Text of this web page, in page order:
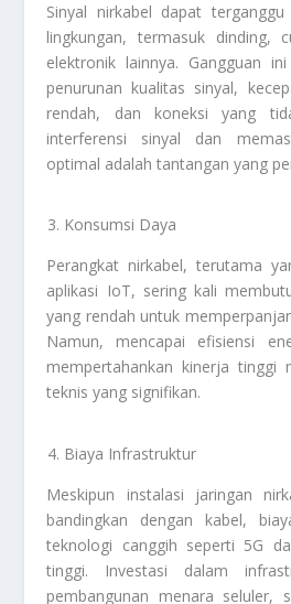
Sinyal nirkabel dapat
lingkungan, termasuk dinding,
elektronik lainnya. Gangguan
penurunan kualitas sinyal,
rendah, dan koneksi yang
interferensi sinyal dan
optimal adalah tantangan yang
Konsumsi Daya
Perangkat nirkabel, terutama
aplikasi IoT, sering kali
yang rendah untuk
Namun, mencapai efisiensi
mempertahankan kinerja tinggi
teknis yang signifikan.
Biaya Infrastruktur
Meskipun instalasi jaringan
bandingkan dengan kabel,
teknologi canggih seperti 5G
tinggi. Investasi dalam
pembangunan menara seluler,